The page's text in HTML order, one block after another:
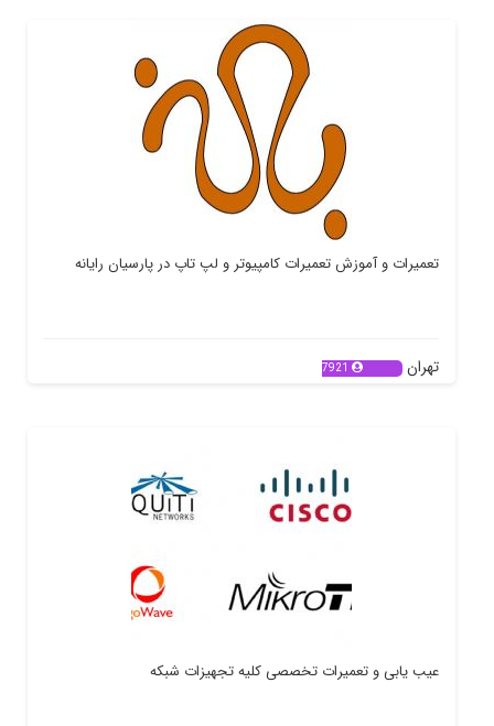
تعمیرات و آموزش تعمیرات کامپیوتر و لپ تاپ در پارسیان رایانه
تهران 7921
عیب یابی و تعمیرات تخصصی کلیه تجهیزات شبکه